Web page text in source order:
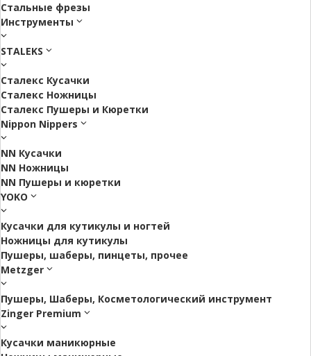
Стальные фрезы
Инструменты
STALEKS
Сталекс Кусачки
Сталекс Ножницы
Сталекс Пушеры и Кюретки
Nippon Nippers
NN Кусачки
NN Ножницы
NN Пушеры и кюретки
YOKO
Кусачки для кутикулы и ногтей
Ножницы для кутикулы
Пушеры, шаберы, пинцеты, прочее
Metzger
Пушеры, Шаберы, Косметологический инструмент
Zinger Premium
Кусачки маникюрные